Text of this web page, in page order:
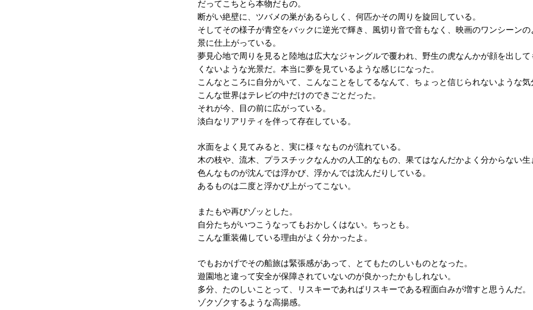
だってこちとら本物だもの。
断がい絶壁に、ツバメの巣があるらしく、何匹かその周りを旋回している。
そしてその様子が青空をバックに逆光で輝き、風切り音で音もなく、映画のワンシーン
景に仕上がっている。
夢見心地で周りを見ると陸地は広大なジャングルで覆われ、野生の虎なんかが顔を出して
くないような光景だ。本当に夢を見ているような感じになった。
こんなところに自分がいて、こんなことをしてるなんて、ちょっと信じられないような気
こんな世界はテレビの中だけのできごとだった。
それが今、目の前に広がっている。
淡白なリアリティを伴って存在している。
水面をよく見てみると、実に様々なものが流れている。
木の枝や、流木、プラスチックなんかの人工的なもの、果てはなんだかよく分からない生
色んなものが沈んでは浮かび、浮かんでは沈んだりしている。
あるものは二度と浮かび上がってこない。
またもや再びゾッとした。
自分たちがいつこうなってもおかしくはない。ちっとも。
こんな重装備している理由がよく分かったよ。
でもおかげでその船旅は緊張感があって、とてもたのしいものとなった。
遊園地と違って安全が保障されていないのが良かったかもしれない。
多分、たのしいことって、リスキーであればリスキーである程面白みが増すと思うんだ。
ゾクゾクするような高揚感。